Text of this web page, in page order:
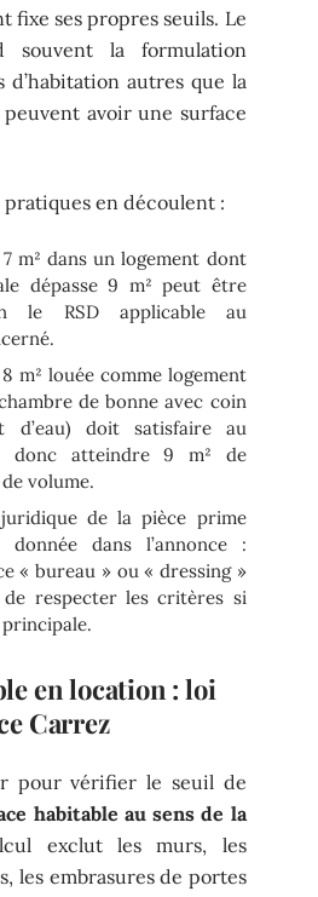
fixe ses propres seuils. Le
souvent la formulation
d’habitation autres que la
avoir une surface
en découlent :
m² dans un logement dont
dépasse 9 m² peut être
le RSD applicable au
m² louée comme logement
de bonne avec coin
d’eau) doit satisfaire au
donc atteindre 9 m² de
volume.
de la pièce prime
donnée dans l’annonce :
« bureau » ou « dressing »
de respecter les critères si
en location : loi
Carrez
pour vérifier le seuil de
habitable au sens de la
exclut les murs, les
les embrasures de portes